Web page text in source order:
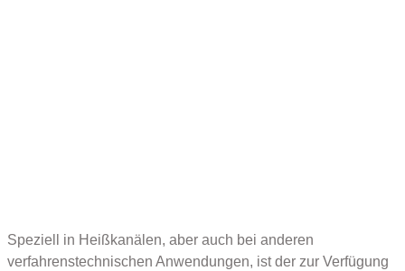
Speziell in Heißkanälen, aber auch bei anderen
verfahrenstechnischen Anwendungen, ist der zur Verfügung